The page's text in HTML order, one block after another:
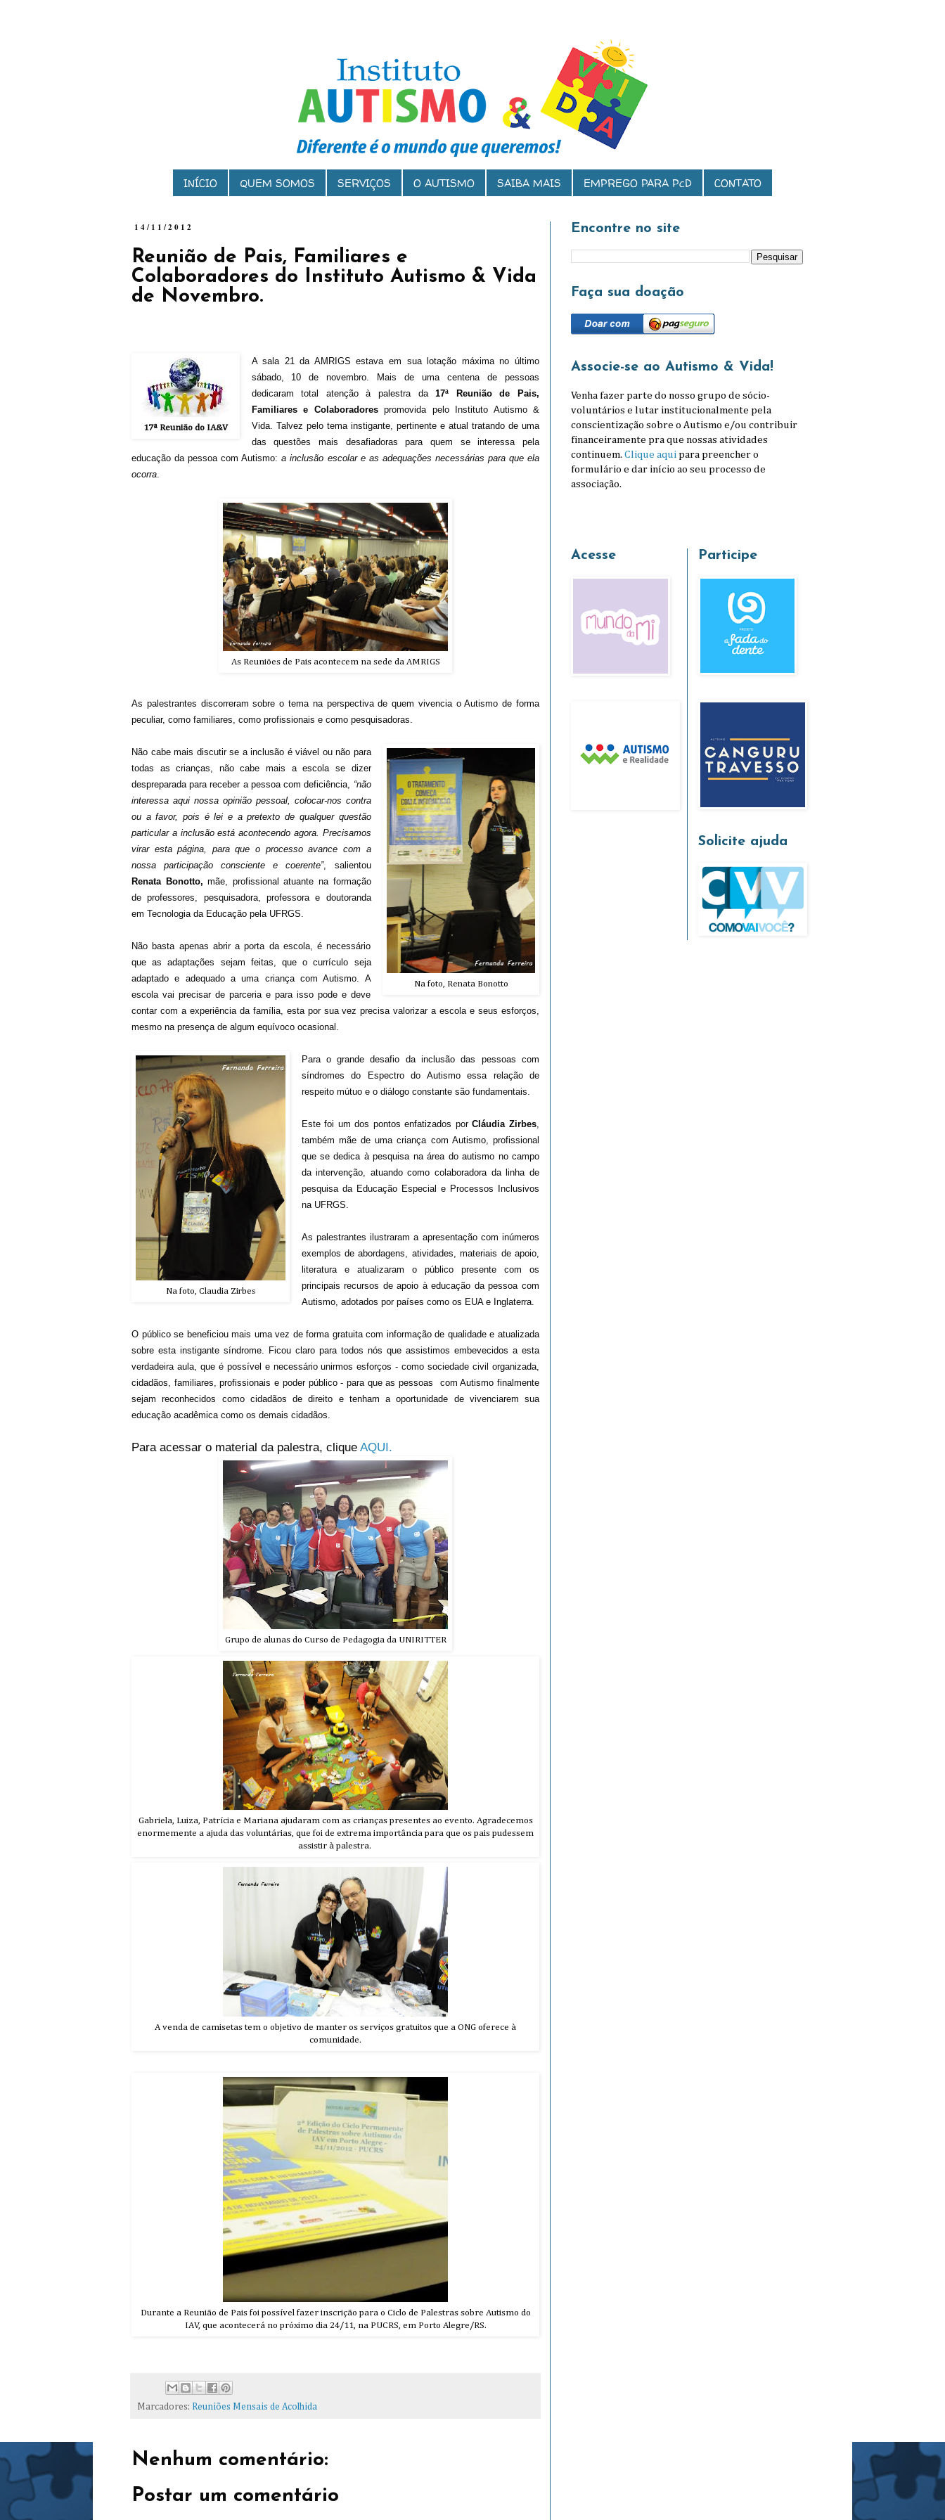
INÍCIO QUEM SOMOS SERVIÇOS O AUTISMO SAIBA MAIS EMPREGO PARA PcD CONTATO
14/11/2012
Reunião de Pais, Familiares e
Colaboradores do Instituto Autismo & Vida
de Novembro.
17ª Reunião do IA&V
A sala 21 da AMRIGS estava em sua lotação máxima no último
sábado, 10 de novembro. Mais de uma centena de pessoas
dedicaram total atenção à palestra da17ª Reunião de Pais,
Familiares e Colaboradorespromovida pelo Instituto Autismo &
Vida. Talvez pelo tema instigante, pertinente e atual tratando de uma
das questões mais desafiadoras para quem se interessa pela
educação da pessoa com Autismo:a inclusão escolar e as adequações necessárias para que ela
ocorra.
As Reuniões de Pais acontecem na sede da AMRIGS
As palestrantes discorreram sobre o tema na perspectiva de quem vivencia o Autismo de forma
peculiar, como familiares, como profissionais e como pesquisadoras.
Na foto, Renata Bonotto
Não cabe mais discutir se a inclusão é viável ou não para
todas as crianças, não cabe mais a escola se dizer
despreparada para receber a pessoa com deficiência, “não
interessa aqui nossa opinião pessoal, colocar-nos contra
ou a favor, pois é lei e a pretexto de qualquer questão
particular a inclusão está acontecendo agora. Precisamos
virar esta página, para que o processo avance com a
nossa participação consciente e coerente”, salientou
Renata Bonotto, mãe, profissional atuante na formação
de professores, pesquisadora, professora e doutoranda
em Tecnologia da Educação pela UFRGS.
Não basta apenas abrir a porta da escola, é necessário
que as adaptações sejam feitas, que o currículo seja
adaptado e adequado a uma criança com Autismo. A
escola vai precisar de parceria e para isso pode e deve
contar com a experiência da família, esta por sua vez precisa valorizar a escola e seus esforços,
mesmo na presença de algum equívoco ocasional.
Na foto, Claudia Zirbes
Para o grande desafio da inclusão das pessoas com
síndromes do Espectro do Autismo essa relação de
respeito mútuo e o diálogo constante são fundamentais.
Este foi um dos pontos enfatizados porCláudia Zirbes
também mãe de uma criança com Autismo, profissional
que se dedica à pesquisa na área do autismo no campo
da intervenção, atuando como colaboradora da linha de
pesquisa da Educação Especial e Processos Inclusivos
na UFRGS.
As palestrantes ilustraram a apresentação com inúmeros
exemplos de abordagens, atividades, materiais de apoio,
literatura e atualizaram o público presente com os
principais recursos de apoio à educação da pessoa com
Autismo, adotados por países como os EUA e Inglaterra.
O público se beneficiou mais uma vez de forma gratuita com informação de qualidade e atualizada
sobre esta instigante síndrome. Ficou claro para todos nós que assistimos embevecidos a esta
verdadeira aula, que é possível e necessário unirmos esforços - como sociedade civil organizada,
cidadãos, familiares, profissionais e poder público - para que as pessoas com Autismo finalmente
sejam reconhecidos como cidadãos de direito e tenham a oportunidade de vivenciarem sua
educação acadêmica como os demais cidadãos.
Para acessar o material da palestra, clique AQUI.
Grupo de alunas do Curso de Pedagogia da UNIRITTER
Gabriela, Luiza, Patrícia e Mariana ajudaram com as crianças presentes ao evento. Agradecemos
enormemente a ajuda das voluntárias, que foi de extrema importância para que os pais pudessem
assistir à palestra.
A venda de camisetas tem o objetivo de manter os serviços gratuitos que a ONG oferece à
comunidade.
Durante a Reunião de Pais foi possível fazer inscrição para o Ciclo de Palestras sobre Autismo do
IAV, que acontecerá no próximo dia 24/11, na PUCRS, em Porto Alegre/RS.
Marcadores: Reuniões Mensais de Acolhida
Nenhum comentário:
Postar um comentário
Encontre no site
Faça sua doação
Associe-se ao Autismo & Vida!
Venha fazer parte do nosso grupo de sócio-
voluntários e lutar institucionalmente pela
conscientização sobre o Autismo e/ou contribuir
financeiramente pra que nossas atividades
continuem. Clique aqui para preencher o
formulário e dar início ao seu processo de
associação.
Acesse Participe
Solicite ajuda